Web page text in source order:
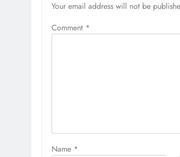
Your email address will not be
Comment *
Name *